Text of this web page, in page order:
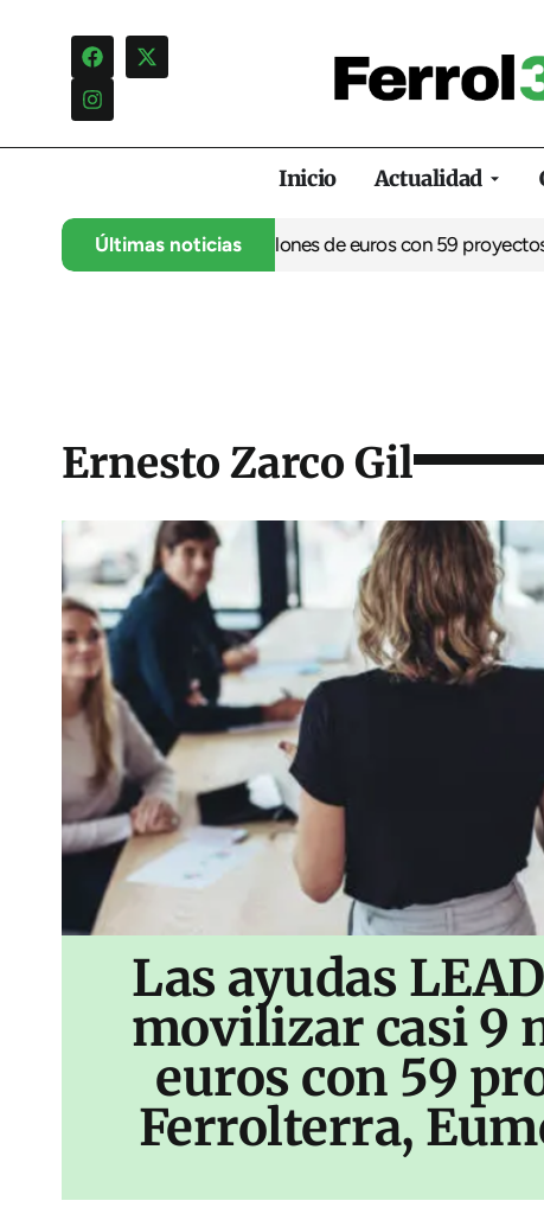
Inicio Actualidad
Últimas noticias
movilizar casi 9 millones de euros con 59 proyectos en
Ernesto Zarco Gil
Las ayudas
movilizar casi 9
euros con 59
Ferrolterra,